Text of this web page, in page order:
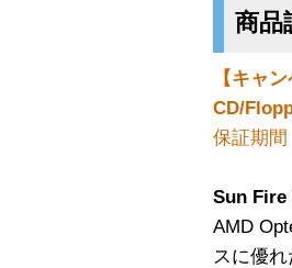
商品
【キャ
CD/
保証期
Sun Fire
AMD
スに優